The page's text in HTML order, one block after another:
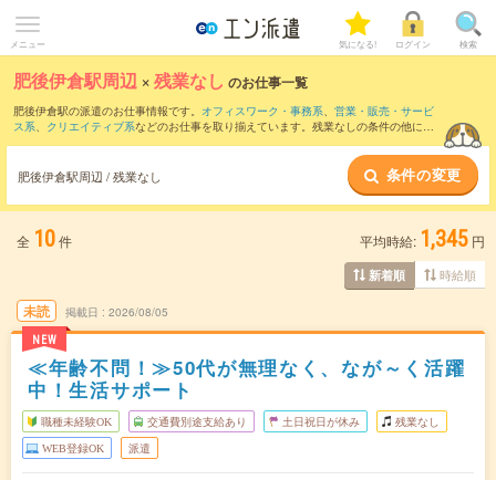
メニュー 気になる! ログイン 検索
肥後伊倉駅周辺 ×残業なし のお仕事一覧
肥後伊倉駅の派遣のお仕事情報です。 オフィスワーク・事務系、 営業・販売・サービ
ス系、 クリエイティブ系などのお仕事を取り揃えています。残業なしの条件の他に、
肥後伊倉駅周辺 / 残業なし 条件の変更
全 10件 平均時給: 1,345 円
新着順 時給順
未読
NEW
掲載日 2026/08/05
≪年齢不問！≫50代が無理なく、なが～く活躍
中！生活サポート
職種未経験OK 交通費別途支給あり 土日祝日が休み 残業なし
WEB登録OK 派遣